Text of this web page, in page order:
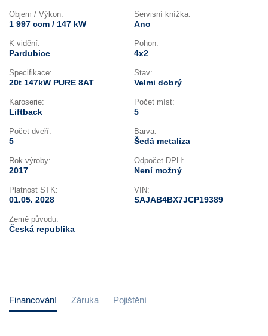
Objem / Výkon:
1 997 ccm / 147 kW
Servisní knížka:
Ano
K vidění:
Pardubice
Pohon:
4x2
Specifikace:
20t 147kW PURE 8AT
Stav:
Velmi dobrý
Karoserie:
Liftback
Počet míst:
5
Počet dveří:
5
Barva:
Šedá metalíza
Rok výroby:
2017
Odpočet DPH:
Není možný
Platnost STK:
01.05. 2028
VIN:
SAJAB4BX7JCP19389
Země původu:
Česká republika
Financování Záruka Pojištění